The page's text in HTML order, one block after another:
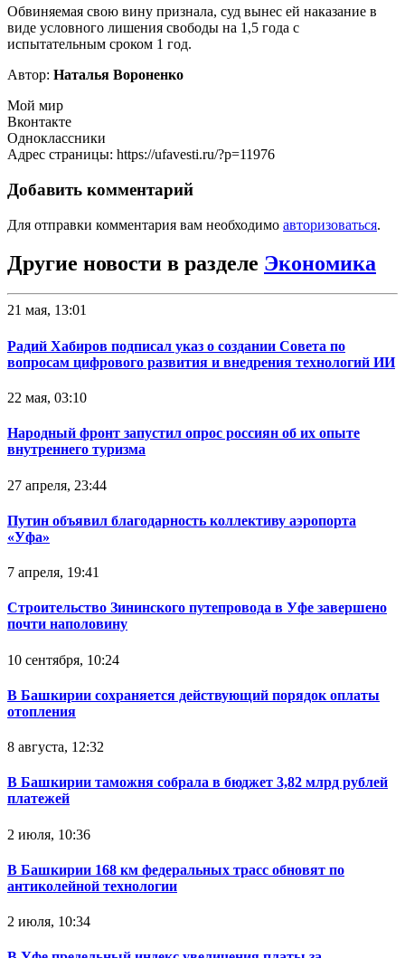
Обвиняемая свою вину признала, суд вынес ей наказание в
виде условного лишения свободы на 1,5 года с
испытательным сроком 1 год.
Автор: Наталья Вороненко
Мой мир
Вконтакте
Одноклассники
Адрес страницы: https://ufavesti.ru/?p=11976
Добавить комментарий
Для отправки комментария вам необходимо авторизоваться.
Другие новости в разделе Экономика
21 мая, 13:01
Радий Хабиров подписал указ о создании Совета по
вопросам цифрового развития и внедрения технологий ИИ
22 мая, 03:10
Народный фронт запустил опрос россиян об их опыте
внутреннего туризма
27 апреля, 23:44
Путин объявил благодарность коллективу аэропорта
«Уфа»
7 апреля, 19:41
Строительство Зининского путепровода в Уфе завершено
почти наполовину
10 сентября, 10:24
В Башкирии сохраняется действующий порядок оплаты
отопления
8 августа, 12:32
В Башкирии таможня собрала в бюджет 3,82 млрд рублей
платежей
2 июля, 10:36
В Башкирии 168 км федеральных трасс обновят по
антиколейной технологии
2 июля, 10:34